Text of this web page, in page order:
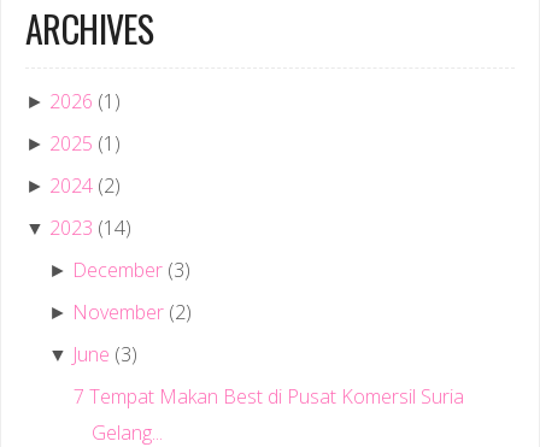
ARCHIVES
► 2026 (1)
► 2025 (1)
► 2024 (2)
▼ 2023 (14)
► December (3)
► November (2)
▼ June (3)
7 Tempat Makan Best di Pusat Komersil Suria
Gelang...